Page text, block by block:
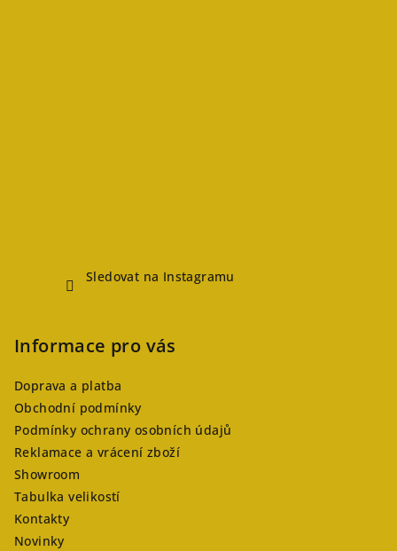
Sledovat na Instagramu
Informace pro vás
Doprava a platba
Obchodní podmínky
Podmínky ochrany osobních údajů
Reklamace a vrácení zboží
Showroom
Tabulka velikostí
Kontakty
Novinky